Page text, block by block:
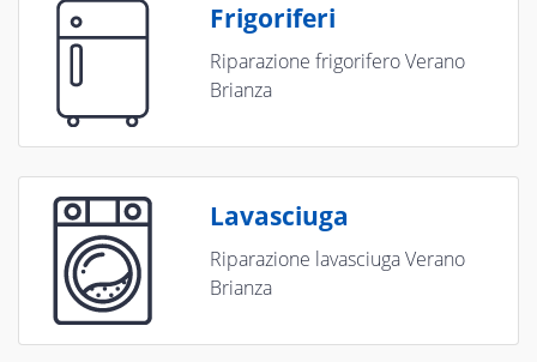
Frigoriferi
Riparazione frigorifero Verano
Brianza
Lavasciuga
Riparazione lavasciuga Verano
Brianza